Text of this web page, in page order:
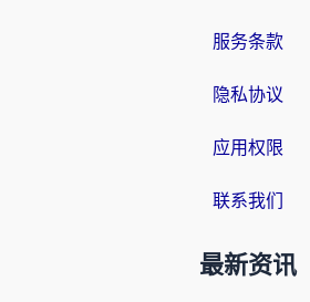
服务条款
隐私协议
应用权限
联系我们
最新资讯